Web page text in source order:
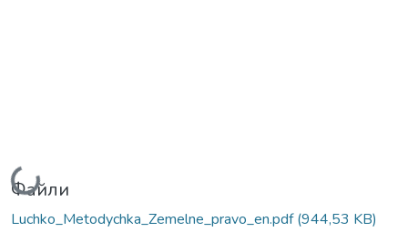
Вантажиться...
Файли
Luchko_Metodychka_Zemelne_pravo_en.pdf(944,53 KB)